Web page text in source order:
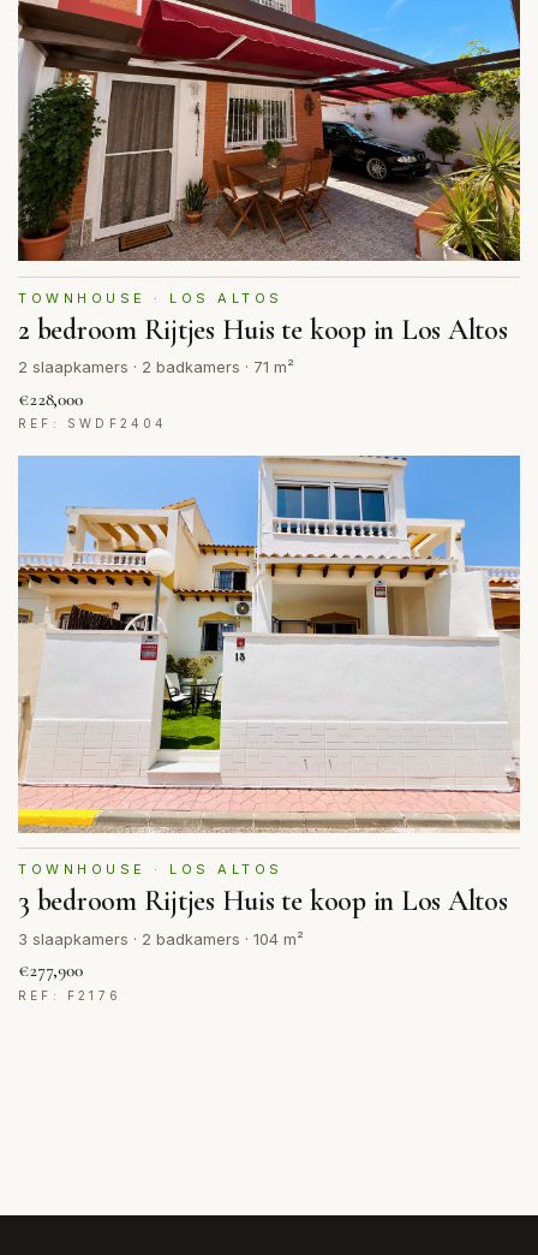
TOWNHOUSE · LOS ALTOS
2 bedroom Rijtjes Huis te koop in Los Altos
2 slaapkamers · 2 badkamers · 71 m²
€228,000
REF: SWDF2404
TOWNHOUSE · LOS ALTOS
3 bedroom Rijtjes Huis te koop in Los Altos
3 slaapkamers · 2 badkamers · 104 m²
€277,900
REF: F2176